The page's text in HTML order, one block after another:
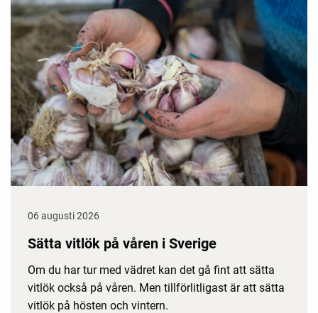
06 augusti 2026
Sätta vitlök på våren i Sverige
Om du har tur med vädret kan det gå fint att sätta
vitlök också på våren. Men tillförlitligast är att sätta
vitlök på hösten och vintern.